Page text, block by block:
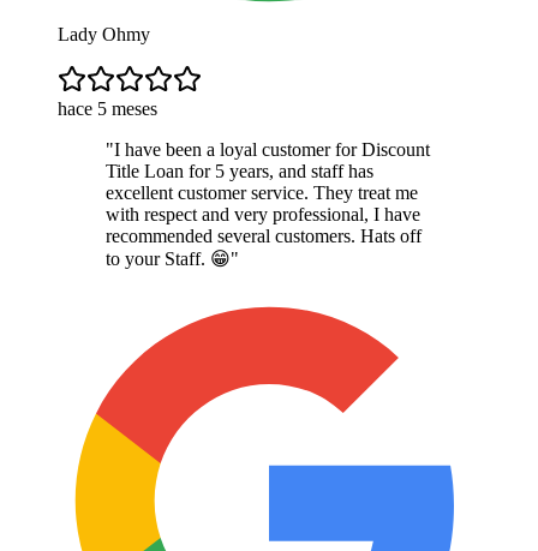
Lady Ohmy
hace 5 meses
"I have been a loyal customer for Discount
Title Loan for 5 years, and staff has
excellent customer service. They treat me
with respect and very professional, I have
recommended several customers. Hats off
to your Staff. 😁"